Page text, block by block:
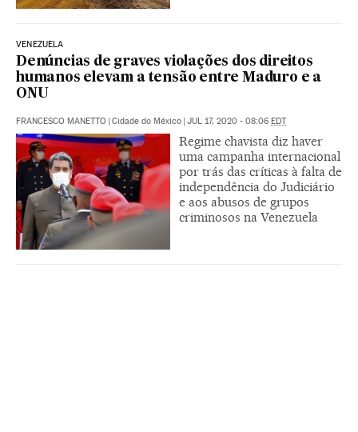
VENEZUELA
Denúncias de graves violações dos direitos
humanos elevam a tensão entre Maduro e a
ONU
FRANCESCO MANETTO | Cidade do México | JUL 17, 2020 - 08:06 EDT
Regime chavista diz haver
uma campanha internacional
por trás das críticas à falta de
independência do Judiciário
e aos abusos de grupos
criminosos na Venezuela